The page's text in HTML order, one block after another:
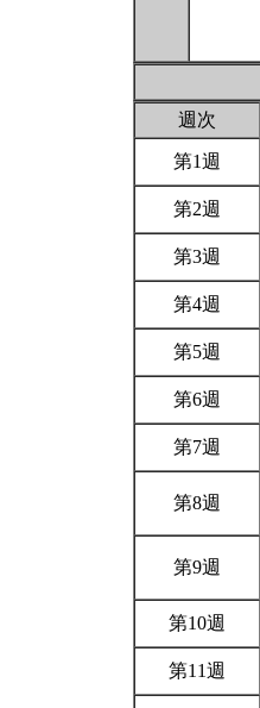
週次
第1週
第2週
第3週
第4週
第5週
第6週
第7週
第8週
第9週
第10週
第11週